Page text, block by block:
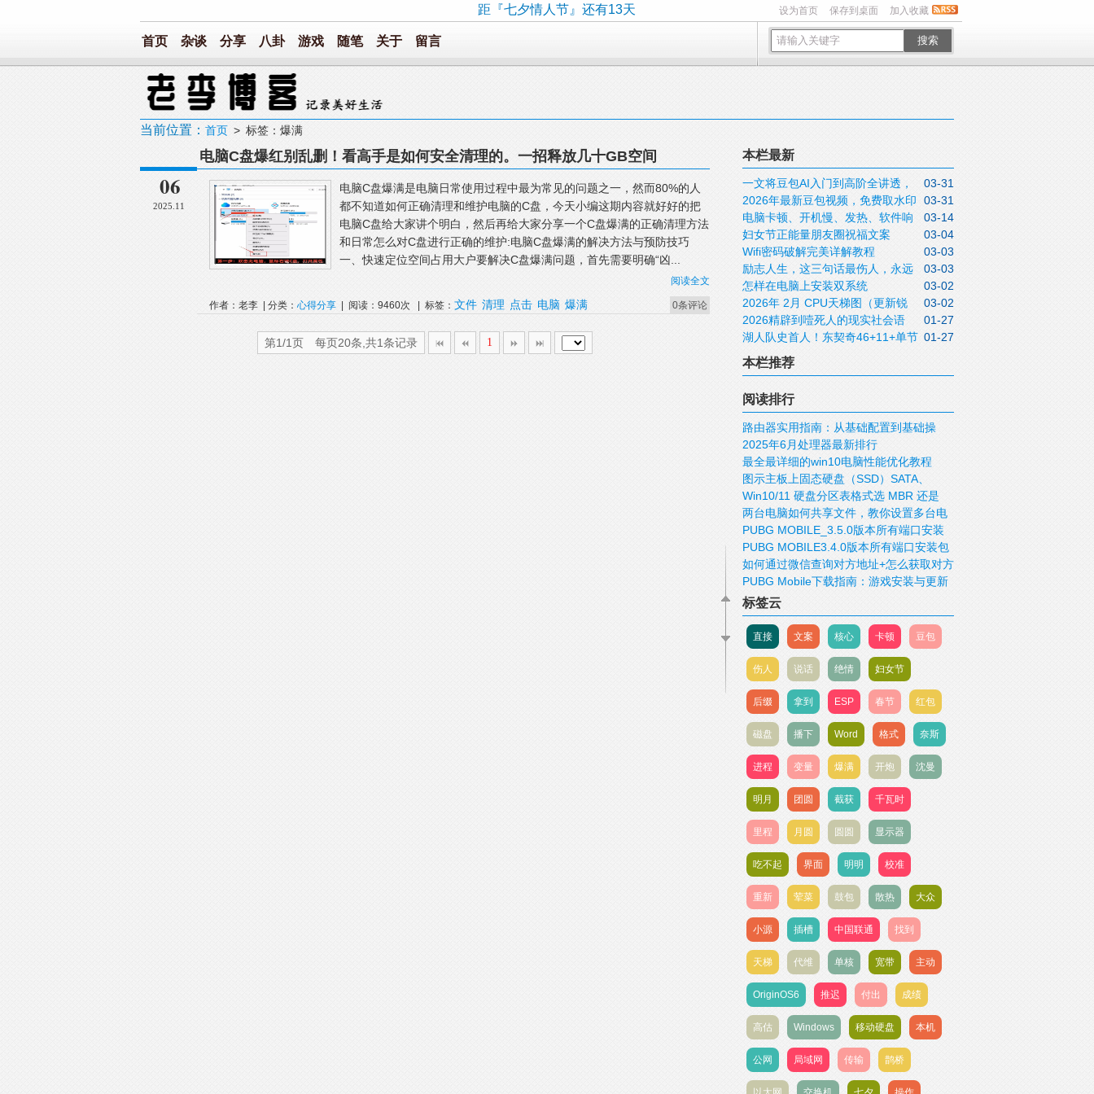
设为首页 保存到桌面 加入收藏
距『七夕情人节』还有13天
搜索
首页 杂谈 分享 八卦 游戏 随笔 关于 留言
当前位置： 首页 > 标签：爆满
06
2025.11
电脑C盘爆红别乱删！看高手是如何安全清理的。一招释放几十GB空间
电脑C盘爆满是电脑日常使用过程中最为常见的问题之一，然而80%的人
都不知道如何正确清理和维护电脑的C盘，今天小编这期内容就好好的把
电脑C盘给大家讲个明白，然后再给大家分享一个C盘爆满的正确清理方法
和日常怎么对C盘进行正确的维护:电脑C盘爆满的解决方法与预防技巧
一、快速定位空间占用大户要解决C盘爆满问题，首先需要明确“凶...
阅读全文
0条评论
作者：老李 | 分类： 心得分享 | 阅读：9460次 | 标签： 文件 清理 点击 电脑 爆满
第1/1页 每页20条,共1条记录 1
本栏最新
03-31
一文将豆包AI入门到高阶全讲透，
收藏待用
03-31
2026年最新豆包视频，免费取水印
方法实操指南
03-14
电脑卡顿、开机慢、发热、软件响
应迟钝怎么办？关闭这5个设置不用重装，
这些问题全可解决
03-04
妇女节正能量朋友圈祝福文案
2026三月八日女神节说说带非常漂亮的女
神节图片
03-03
Wifi密码破解完美详解教程
03-03
励志人生，这三句话最伤人，永远
不要说！
03-02
怎样在电脑上安装双系统
03-02
2026年 2月 CPU天梯图（更新锐
龙9 9950X3D）
01-27
2026精辟到噎死人的现实社会语
录，句句道尽人性
01-27
湖人队史首人！东契奇46+11+单节
20分拒逆转
本栏推荐
阅读排行
路由器实用指南：从基础配置到基础操
作！
2025年6月处理器最新排行
最全最详细的win10电脑性能优化教程
图示主板上固态硬盘（SSD）SATA、
mSATA、M.2、PCIE接口
Win10/11 硬盘分区表格式选 MBR 还是
GUID/GPT 好？
两台电脑如何共享文件，教你设置多台电
脑共享文件
PUBG MOBILE_3.5.0版本所有端口安装
包下载
PUBG MOBILE3.4.0版本所有端口安装包
下载
如何通过微信查询对方地址+怎么获取对方
IP，查询对方的位置
PUBG Mobile下载指南：游戏安装与更新
标签云
直接 文案 核心 卡顿 豆包
伤人 说话 绝情 妇女节
后缀 拿到 ESP 春节 红包
磁盘 播下 Word 格式 奈斯
进程 变量 爆满 开炮 沈曼
明月 团圆 截获 千瓦时
里程 月圆 圆圆 显示器
吃不起 界面 明明 校准
重新 荤菜 鼓包 散热 大众
小源 插槽 中国联通 找到
天梯 代维 单核 宽带 主动
OriginOS6 推迟 付出 成绩
高估 Windows 移动硬盘 本机
公网 局域网 传输 鹊桥